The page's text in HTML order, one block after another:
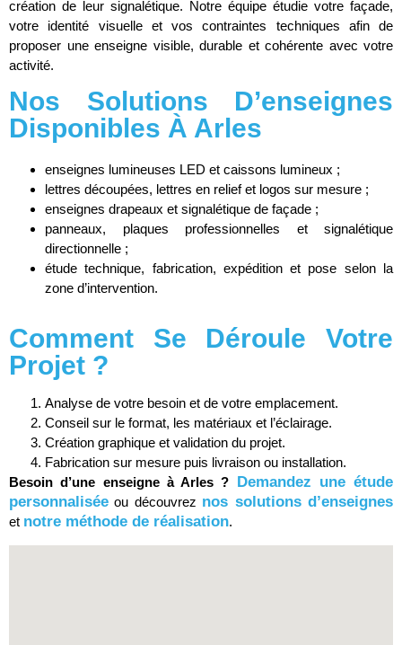
création de leur signalétique. Notre équipe étudie votre façade,
votre identité visuelle et vos contraintes techniques afin de
proposer une enseigne visible, durable et cohérente avec votre
activité.
Nos Solutions D’enseignes
Disponibles À Arles
enseignes lumineuses LED et caissons lumineux ;
lettres découpées, lettres en relief et logos sur mesure ;
enseignes drapeaux et signalétique de façade ;
panneaux, plaques professionnelles et signalétique
directionnelle ;
étude technique, fabrication, expédition et pose selon la
zone d’intervention.
Comment Se Déroule Votre
Projet ?
Analyse de votre besoin et de votre emplacement.
Conseil sur le format, les matériaux et l’éclairage.
Création graphique et validation du projet.
Fabrication sur mesure puis livraison ou installation.
Besoin d’une enseigne à Arles ?
Demandez une étude
personnalisée ou découvrez nos solutions d’enseignes
et notre méthode de réalisation.